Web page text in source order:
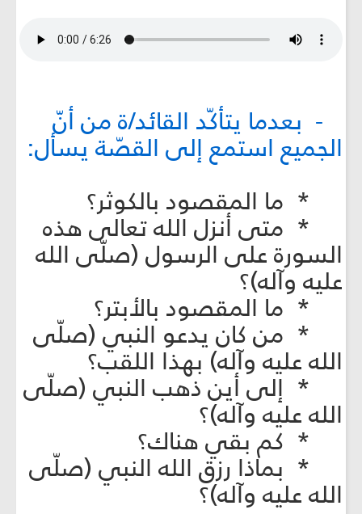
- بعدما يتأكّد القائد/ة من أنّ
الجميع استمع إلى القصّة يسأل:
* ما المقصود بالكوثر؟
* متى أنزل الله تعالى هذه
السورة على الرسول (صلّى الله
عليه وآله)؟
* ما المقصود بالأبتر؟
* من كان يدعو النبي (صلّى
الله عليه وآله) بهذا اللقب؟
* إلى أين ذهب النبي (صلّى
الله عليه وآله)؟
* كم بقي هناك؟
* بماذا رزق الله النبي (صلّى
الله عليه وآله)؟